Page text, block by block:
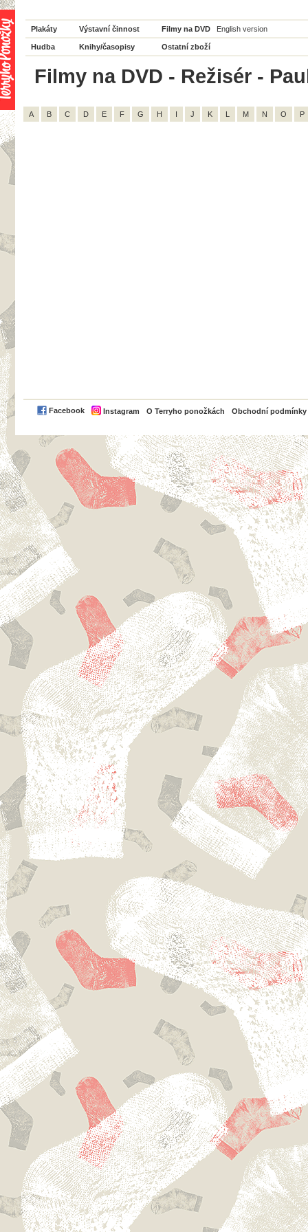
Plakáty Výstavní činnost Filmy na DVD English version
Hudba Knihy/časopisy Ostatní zboží
Filmy na DVD - Režisér -
A B C D E F G H I J K L M N O P
Facebook Instagram O Terryho ponožkách Obchodní podmínky
PayPal